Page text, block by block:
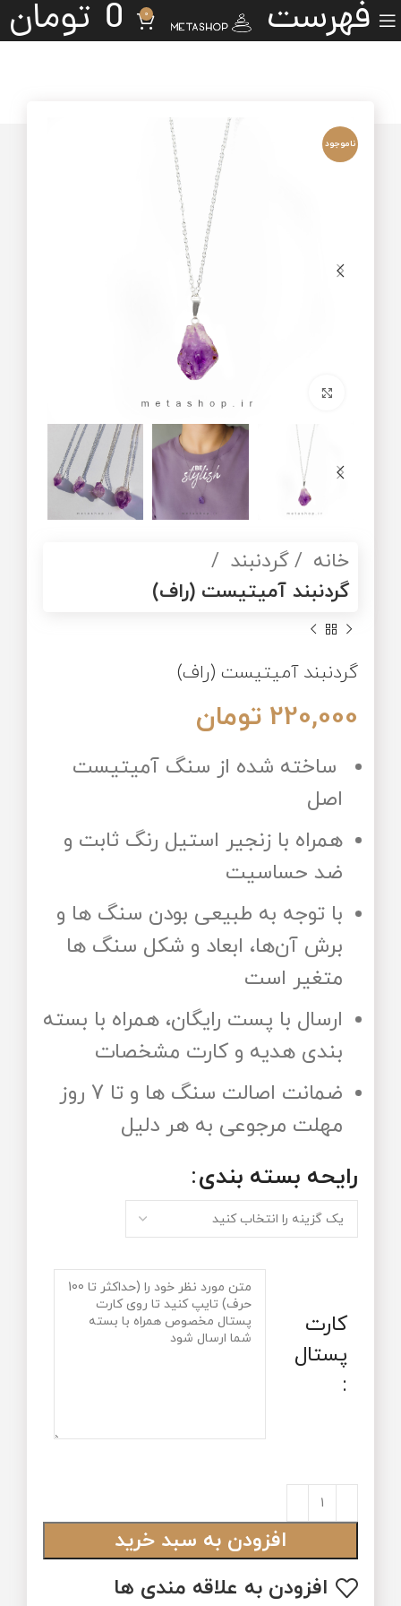
فهرست 0
0 تومان
ناموجود
خانه
گردنبند
گردنبند آمیتیست (راف)
گردنبند آمیتیست (راف)
220,000 تومان
ساخته شده از سنگ آمیتیست
اصل
همراه با زنجیر استیل رنگ ثابت و
ضد حساسیت
با توجه به طبیعی بودن سنگ ها و
برش آن‌ها، ابعاد و شکل سنگ ها
متغیر است
ارسال با پست رایگان، همراه با بسته
بندی هدیه و کارت مشخصات
ضمانت اصالت سنگ ها و تا 7 روز
مهلت مرجوعی به هر دلیل
رایحه‌ بسته‌ بندی
کارت
پستال
:
افزودن به سبد خرید
افزودن به علاقه مندی ها